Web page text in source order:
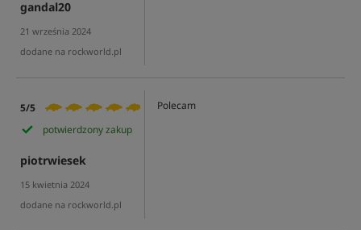
gandal20
21 września 2024
dodane na rockworld.pl
5/5
potwierdzony zakup
piotrwiesek
15 kwietnia 2024
dodane na rockworld.pl
Polecam